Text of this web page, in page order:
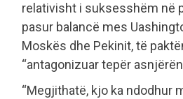
relativisht i suksesshëm në
pasur balancë mes
Moskës dhe Pekinit, të
“antagonizuar tepër
“Megjithatë, kjo ka ndodhur